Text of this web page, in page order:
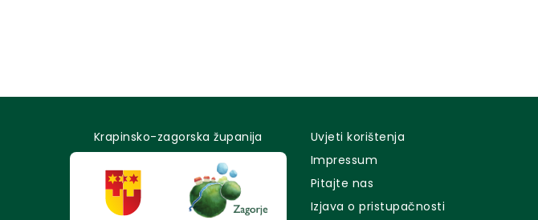
Krapinsko-zagorska županija
Uvjeti korištenja
Impressum
Pitajte nas
Izjava o pristupačnosti